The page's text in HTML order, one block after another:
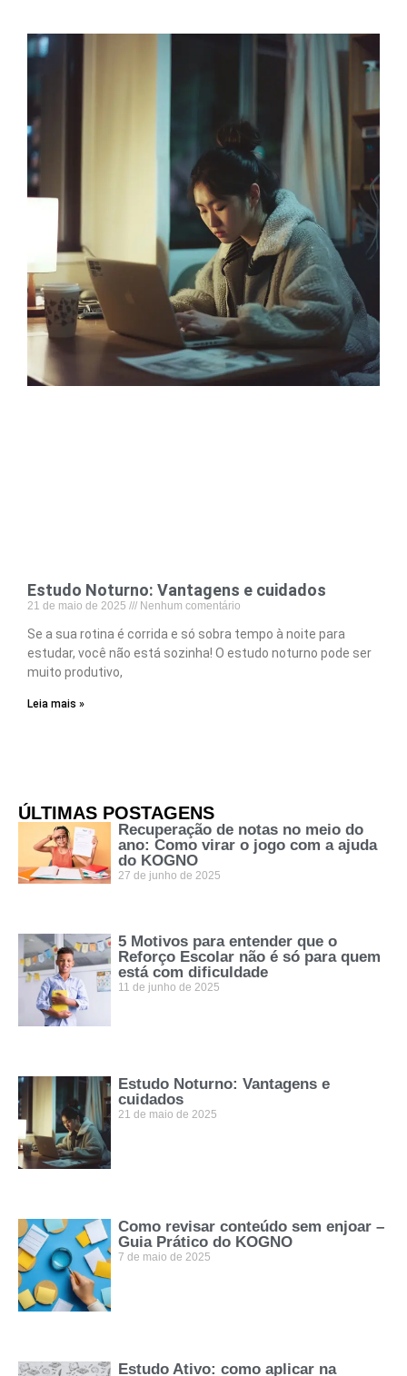
Estudo Noturno: Vantagens e cuidados
21 de maio de 2025 Nenhum comentário
Se a sua rotina é corrida e só sobra tempo à noite para
estudar, você não está sozinha! O estudo noturno pode ser
muito produtivo,
Leia mais »
ÚLTIMAS POSTAGENS
Recuperação de notas no meio do
ano: Como virar o jogo com a ajuda
do KOGNO
27 de junho de 2025
5 Motivos para entender que o
Reforço Escolar não é só para quem
está com dificuldade
11 de junho de 2025
Estudo Noturno: Vantagens e
cuidados
21 de maio de 2025
Como revisar conteúdo sem enjoar –
Guia Prático do KOGNO
7 de maio de 2025
Estudo Ativo: como aplicar na